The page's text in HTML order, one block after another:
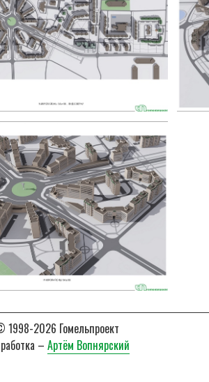
1998-2026 Гомельпроект
– Артём Вопнярский